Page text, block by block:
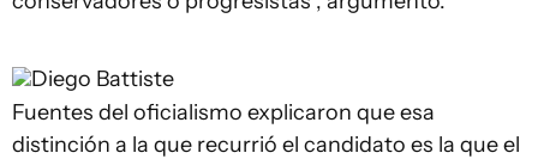
Diego Battiste
Fuentes del oficialismo explicaron que esa
distinción a la que recurrió el candidato es la que el